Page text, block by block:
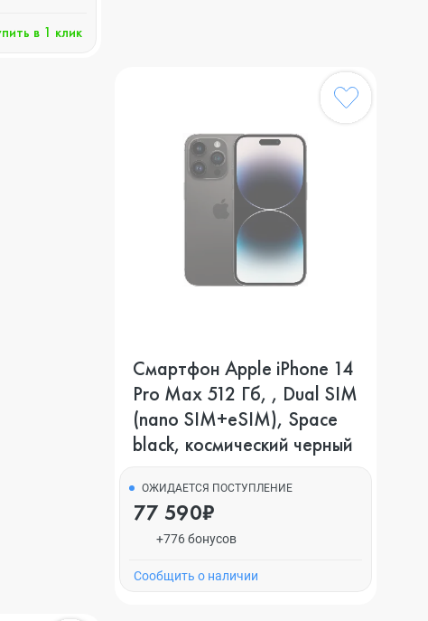
в 1 клик
Смартфон Apple iPhone 14
Pro Max 512 Гб, , Dual SIM
(nano SIM+eSIM), Space
black, космический черный
ОЖИДАЕТСЯ ПОСТУПЛЕНИЕ
77 590₽
+776 бонусов
Cообщить о наличии